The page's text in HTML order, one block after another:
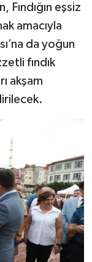
Fındığın eşsiz
amacıyla
da yoğun
fındık
akşam